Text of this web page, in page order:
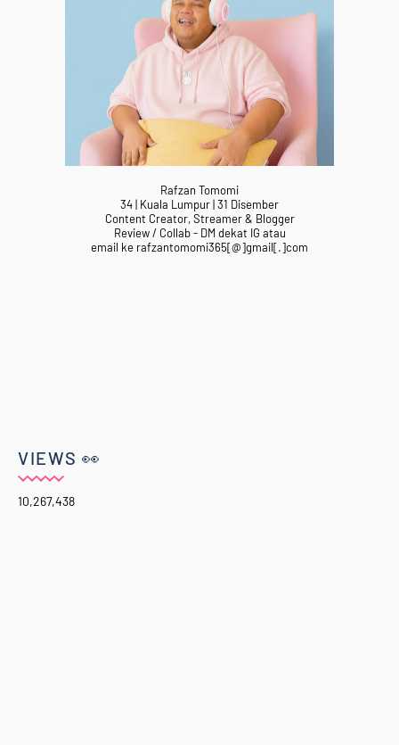
Rafzan Tomomi
34 | Kuala Lumpur | 31 Disember
Content Creator, Streamer & Blogger
Review / Collab - DM dekat IG atau
email ke rafzantomomi365[@]gmail[.]com
VIEWS 👀
10,267,438